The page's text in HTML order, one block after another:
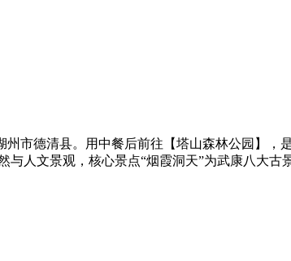
市德清县。用中餐后前往【塔山森林公园】，
人文景观，核心景点“烟霞洞天”为武康八大